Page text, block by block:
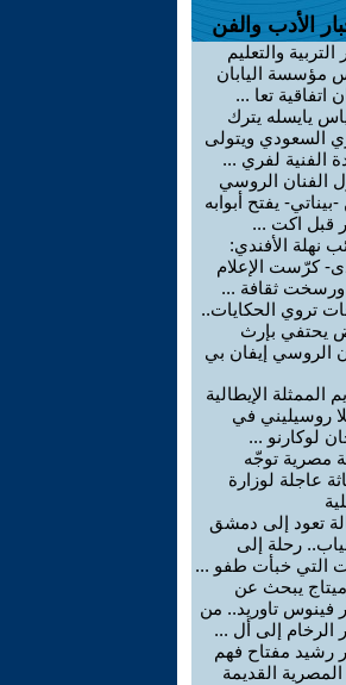
الأدب والفن
التربية والتعليم
مؤسسة اليابان
اتفاقية تعا ...
يايسله يترك
السعودي ويتولى
الفنية لفري ...
الفنان الروسي
-بيناتي- يفتح أبوابه
قبل اكت ...
نهلة الأفندي:
كرّست الإعلام
ورسخت ثقافة ...
تروي الحكايات..
يحتفي بإرث
الروسي إيفان بي
الممثلة الإيطالية
روسيليني في
لوكارنو ...
مصرية توجّه
عاجلة لوزارة
تعود إلى دمشق
رحلة إلى
التي خبأت طفو ...
يبحث عن
فينوس تاوريد.. من
الرخام إلى أل ...
رشيد مفتاح فهم
المصرية القديمة